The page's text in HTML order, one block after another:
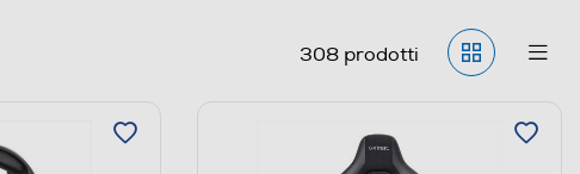
308prodotti